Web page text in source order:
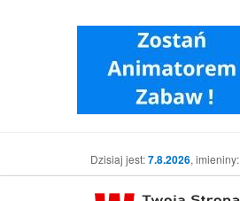
Dzisiaj jest:7.8.2026, imieniny: